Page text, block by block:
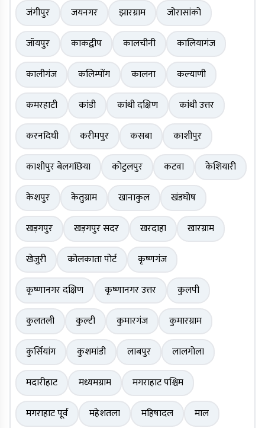
जंगीपुर
जयनगर झारग्राम
जोरासांको
जॉयपुर
काकद्वीप कालचीनी
कालियागंज
कालीगंज
कलिम्पोंग कालना
कल्याणी
कमरहाटी
कांडी कांथी दक्षिण
कांथी उत्तर
करनदिघी
करीमपुर कसबा
काशीपुर
काशीपुर बेलगछिया
कोटुलपुर कटवा
केशियारी
केशपुर
केतुग्राम खानाकुल
खंडघोष
खड़गपुर
खड़गपुर सदर खरदाहा
खारग्राम
खेजुरी
कोलकाता पोर्ट
कृष्णगंज
कृष्णानगर दक्षिण
कृष्णानगर उत्तर
कुलपी
कुलतली
कुल्टी कुमारगंज
कुमारग्राम
कुर्सियांग
कुशमांडी लाबपुर
लालगोला
मदारीहाट
मध्यमग्राम
मगराहाट पश्चिम
मगराहाट पूर्व
महेशतला महिषादल
माल